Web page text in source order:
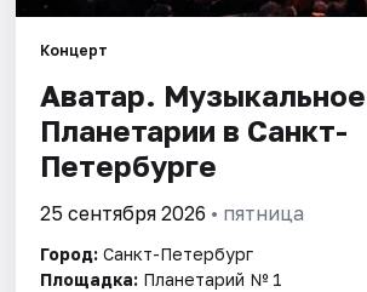
Концерт
Аватар.
Планетарии в Санкт-
Петербурге
25 сентября 2026 • пятница
Город: Санкт-Петербург
Площадка: Планетарий № 1